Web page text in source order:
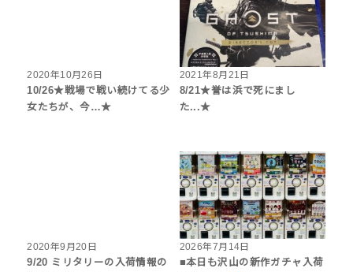
2020年10月26日
10/26★戦場で戦い続けてる少
女たちが、今…★
2021年8月21日
8/21★誉は浜で死にまし
た...★
2020年9月20日
9/20 ミリタリーの入荷情報の
2026年7月14日
■本日も沢山の新作ガチャ入荷